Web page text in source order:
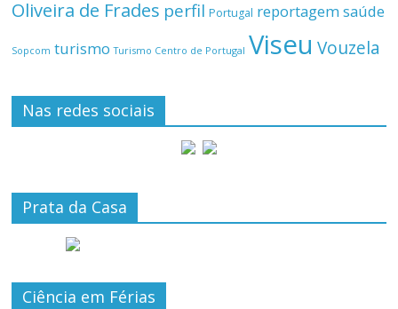
Oliveira de Frades perfil Portugal reportagemsaúde
Sopcom turismo Turismo Centro de Portugal Viseu Vouzela
Nas redes sociais
Prata da Casa
Ciência em Férias